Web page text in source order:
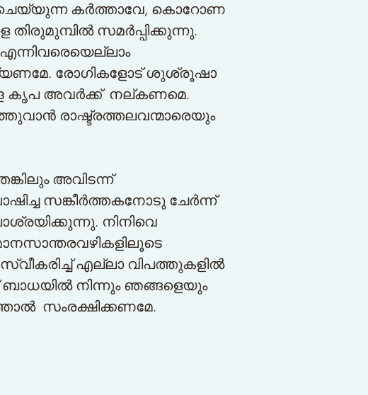
കര്‍ത്താവേ, കൊറോണ
സമര്‍പ്പിക്കുന്നു.
രോഗികളോട് ശുശ്രൂഷാ
കൃപ അവര്‍ക്ക് നല്കണമെ.
രാഷ്ട്രത്തലവന്മാരെയും
അവിടന്ന്
സങ്കീര്‍ത്തകനോടു ചേര്‍ന്ന്
നിനിവെ
എല്ലാ വിപത്തുകളില്‍
നിന്നും ഞങ്ങളെയും
സംരക്ഷിക്കണമേ.